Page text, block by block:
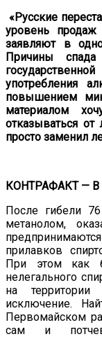
«Русские
уровень продаж
заявляют в
Причины
употребления
повышением
материалом
отказываться
просто заменил
КОНТРАФАКТ —
После гибели
метанолом,
прилавков
При этом как
нелегального
на
исключение.
Первомайском
сам и